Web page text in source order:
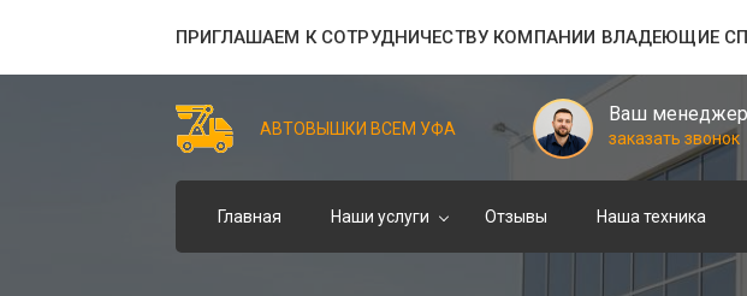
ПРИГЛАШАЕМ К СОТРУДНИЧЕСТВУ КОМПАНИИ ВЛАДЕЮЩИЕ
АВТОВЫШКИ ВСЕМ УФА
Ваш менеджер
заказать звонок
Главная Наши услуги Отзывы Наша техника